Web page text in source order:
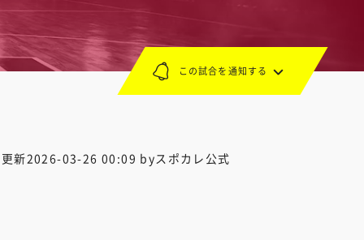
新2026-03-26 00:09 byスポカレ公式
この試合を通知する